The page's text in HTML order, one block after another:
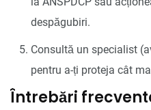
despăgubiri.
Consultă un specialist
pentru a-ți proteja cât
Întrebări